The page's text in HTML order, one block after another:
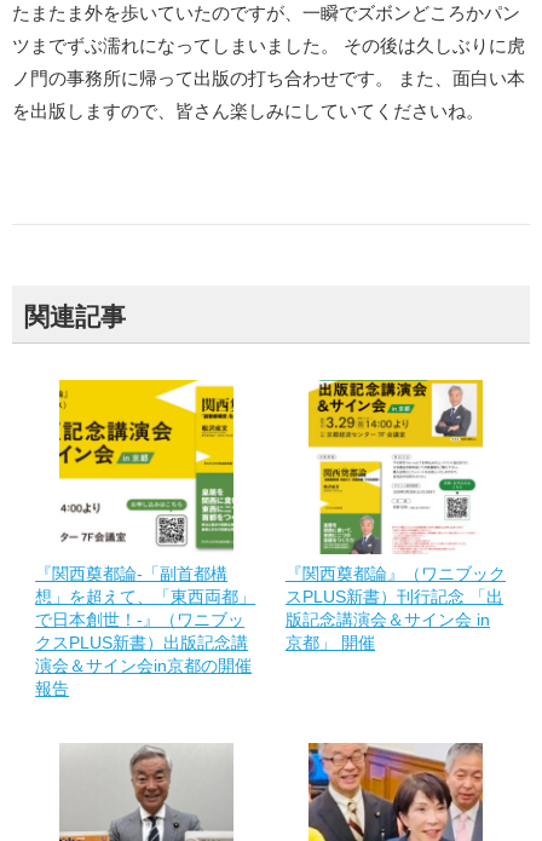
たまたま外を歩いていたのですが、一瞬でズボンどころかパン
ツまでずぶ濡れになってしまいました。 その後は久しぶりに虎
ノ門の事務所に帰って出版の打ち合わせです。 また、面白い本
を出版しますので、皆さん楽しみにしていてくださいね。
関連記事
『関西奠都論-「副首都構
想」を超えて、「東西両都」
で日本創世！-』（ワニブッ
クスPLUS新書）出版記念講
演会＆サイン会in京都の開催
報告
『関西奠都論』（ワニブック
スPLUS新書）刊行記念 「出
版記念講演会＆サイン会 in
京都」 開催